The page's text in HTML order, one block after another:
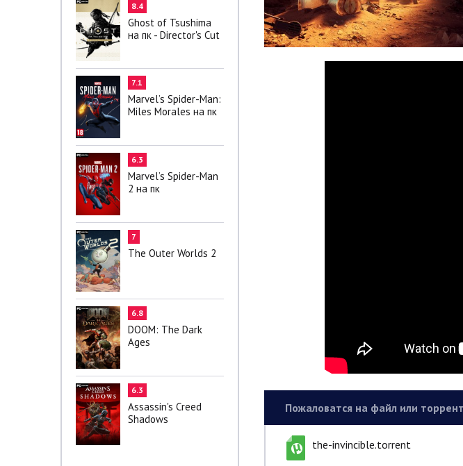
8.4
Ghost of Tsushima
на пк - Director's Cut
7.1
Marvel’s Spider-Man:
Miles Morales на пк
6.3
Marvel’s Spider-Man
2 на пк
7
The Outer Worlds 2
6.8
DOOM: The Dark
Ages
6.3
Assassin's Creed
Shadows
Пожаловатся на файл или торрент
the-invincible.torrent